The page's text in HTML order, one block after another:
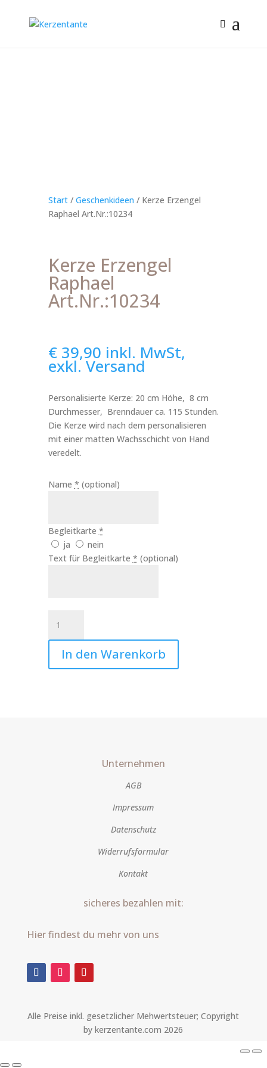
Start/ Geschenkideen / Kerze Erzengel
Raphael Art.Nr.:10234
Kerze Erzengel
Raphael
Art.Nr.:10234
€39,90 inkl. MwSt,
exkl. Versand
Personalisierte Kerze: 20 cm Höhe, 8 cm
Durchmesser, Brenndauer ca. 115 Stunden.
Die Kerze wird nach dem personalisieren
mit einer matten Wachsschicht von Hand
veredelt.
Name * (optional)
Begleitkarte *
ja
nein
Text für Begleitkarte * (optional)
Erzengel
Raphael
Art.Nr.:10234
Menge
In den Warenkorb
Unternehmen
AGB
Impressum
Datenschutz
Widerrufsformular
Kontakt
sicheres bezahlen mit:
Hier findest du mehr von uns
Alle Preise inkl. gesetzlicher Mehwertsteuer; Copyright
by kerzentante.com 2026